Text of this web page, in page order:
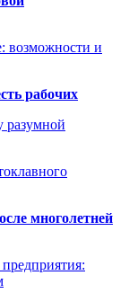
возможности и
рабочих
разумной
многолетней